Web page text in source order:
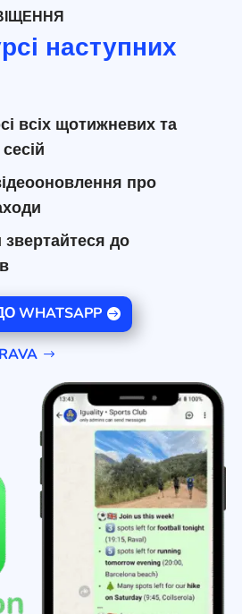
наступних
всіх щотижневих та
про
до
WHATSAPP